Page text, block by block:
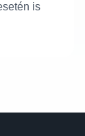
is